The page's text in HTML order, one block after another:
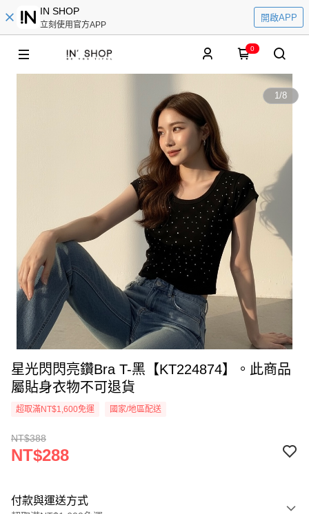
IN SHOP
立刻使用官方APP
開啟APP
0
1/8
星光閃閃亮鑽Bra T-黑【KT224874】。此商品
屬貼身衣物不可退貨
超取滿NT$1,600免運 國家/地區配送
NT$388
NT$288
付款與運送方式